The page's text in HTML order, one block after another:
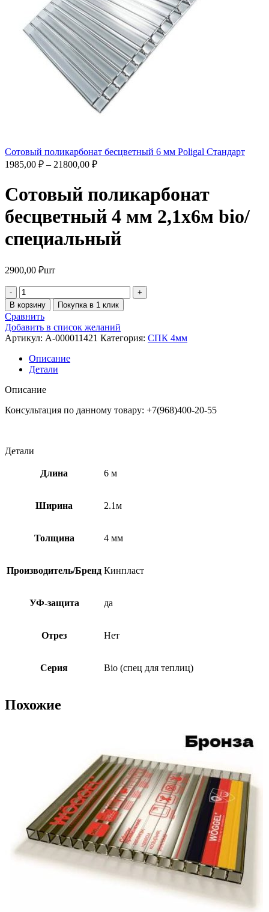
Сотовый поликарбонат бесцветный 6 мм Poligal Стандарт
1985,00 ₽ – 21800,00 ₽
Сотовый поликарбонат
бесцветный 4 мм 2,1х6м bio/
специальный
2900,00 ₽шт
В корзину Покупка в 1 клик
Сравнить
Добавить в список желаний
Артикул: A-000011421 Категория: СПК 4мм
Описание
Детали
Описание
Консультация по данному товару: +7(968)400-20-55
Детали
Длина 6 м
Ширина 2.1м
Толщина 4 мм
Производитель/Бренд Кинпласт
УФ-защита да
Отрез Нет
Серия Bio (спец для теплиц)
Похожие